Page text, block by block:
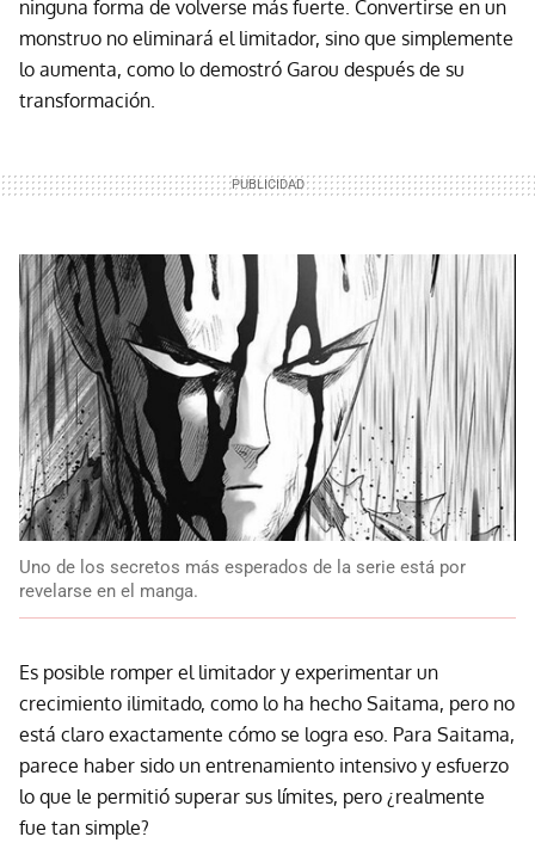
ninguna forma de volverse más fuerte. Convertirse en un
monstruo no eliminará el limitador, sino que simplemente
lo aumenta, como lo demostró Garou después de su
transformación.
Uno de los secretos más esperados de la serie está por
revelarse en el manga.
Es posible romper el limitador y experimentar un
crecimiento ilimitado, como lo ha hecho Saitama, pero no
está claro exactamente cómo se logra eso. Para Saitama,
parece haber sido un entrenamiento intensivo y esfuerzo
lo que le permitió superar sus límites, pero ¿realmente
fue tan simple?